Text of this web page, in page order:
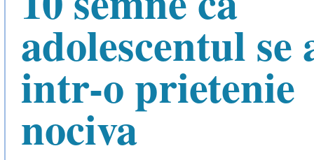
adolescentul se
intr-o prietenie
nociva